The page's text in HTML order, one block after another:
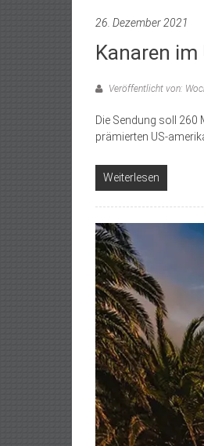
26. Dezember 2021
Kanaren im
Veröffentlicht von:
Die Sendung soll 260
prämierten US-
Weiterlesen